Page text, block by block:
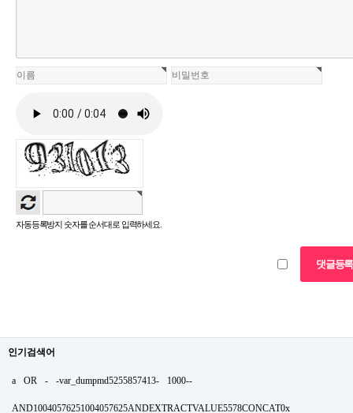
자동등록방지 숫자를 순서대로 입력하세요.
인기검색어
a OR - -var_dumpmd5255857413- 1000--
AND10040576251004057625ANDEXTRACTVALUE5578CONCAT0x